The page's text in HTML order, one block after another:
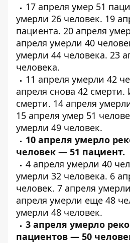
17 апреля умер 51
умерли 26 человек. 19
пациента. 20 апреля
апреля умерли 40
умерли 44 человека. 23
человека.
11 апреля умерли 42
апреля снова 42 смерти.
смерти. 14 апреля
15 апреля умер 51
умерли 49 человек.
10 апреля умерло
человек — 51 пациент.
4 апреля умерли 40
умерли 32 человека. 6
человек. 7 апреля умерли
апреля умерли еще 48
умерли 48 человек.
3 апреля умерло
пациентов — 50